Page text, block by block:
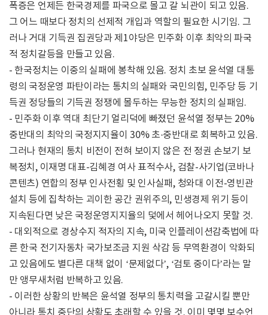
폭증은 언제든 한국경제를 파국으로 몰고 갈 뇌관이 되고 있음.
그 어느 때보다 정치의 선제적 개입과 역할의 필요한 시기임. 그
러나 거대 기득권 집권당과 제1야당은 민주화 이후 최악의 파국
적 정치갈등을 만들고 있음.
- 한국정치는 이중의 실패에 봉착해 있음. 정치 초보 윤석열 대통
령의 국정운영 파탄이라는 통치의 실패와 국민의힘, 민주당 등 기
득권 정당들의 기득권 정쟁에 몰두하는 무능한 정치의 실패임.
- 민주화 이후 역대 최단기 얼리덕에 빠졌던 윤석열 정부는 20%
중반대의 최악의 국정지지율이 30% 초·중반대로 회복하고 있음.
그러나 현재의 통치 비전이 전혀 보이지 않은 전 정권 손보기 보
복정치, 이재명 대표-김혜경 여사 표적수사, 검찰-사기업(코바나
콘텐츠) 연합의 정부 인사전횡 및 인사실패, 청와대 이전-영빈관
설치 등에 집착하는 괴이한 공간 권위주의, 민생경제 위기 등이
지속된다면 낮은 국정운영지지율의 덫에서 헤어나오지 못할 것.
- 대외적으로 경상수지 적자의 지속, 미국 인플레이션감축법에 따
른 한국 전기자동차 국가보조금 지원 삭감 등 무역환경이 악화되
고 있음에도 별다른 대책 없이 ‘문제없다’, ‘검토 중이다’라는 말
만 앵무새처럼 반복하고 있음.
- 이러한 상황의 반복은 윤석열 정부의 통치력을 고갈시킬 뿐만
아니라 통치 중단의 상황도 초래할 수 있을 것. 이미 몇몇 보수언